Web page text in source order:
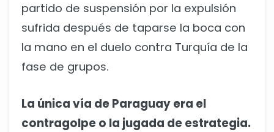
partido de suspensión por la expulsión
sufrida después de taparse la boca con
la mano en el duelo contra Turquía de la
fase de grupos.
La única vía de Paraguay era el
contragolpe o la jugada de estrategia.